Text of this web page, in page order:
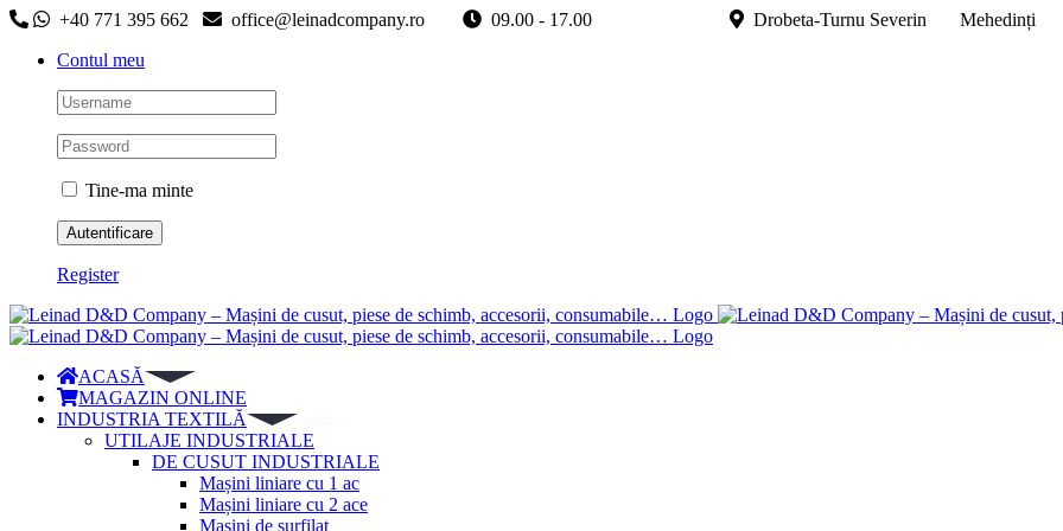
Skip
content
+40 771 395 662 office@leinadcompany.ro 09.00 - 17.00
Drobeta-Turnu Severin Mehedinți
Contul meu
Tine-ma minte
Register
ACASĂ
MAGAZIN ONLINE
INDUSTRIA TEXTILĂ
UTILAJE INDUSTRIALE
DE CUSUT INDUSTRIALE
Mașini liniare cu 1 ac
Mașini liniare cu 2 ace
Mașini de surfilat